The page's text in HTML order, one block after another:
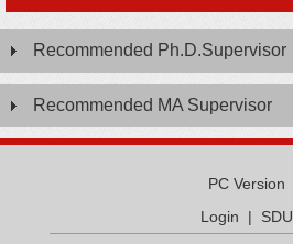
Recommended Ph.D.Supervisor
Recommended MA Supervisor
PC Version
Login | SDU